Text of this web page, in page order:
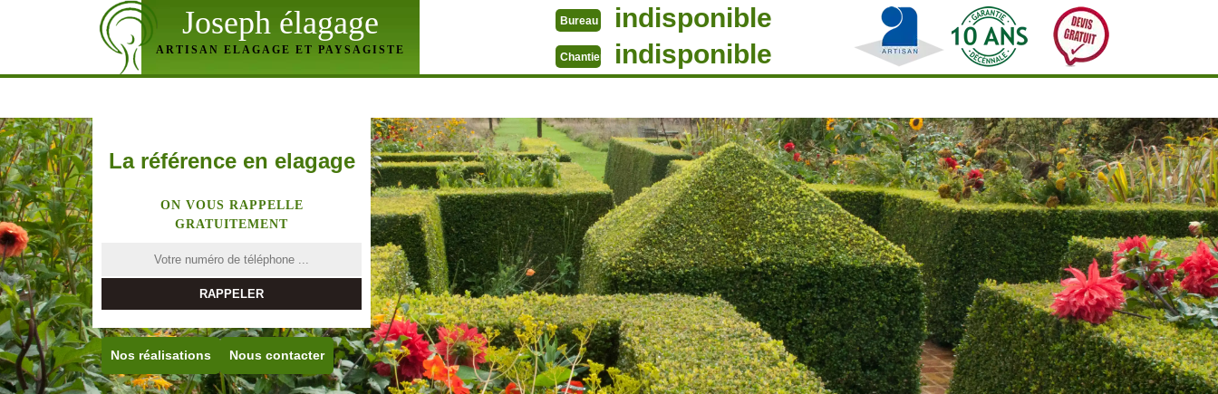
Joseph élagage
ARTISAN ELAGAGE ET PAYSAGISTE
Bureau indisponible
Chantier indisponible
La référence en elagage
ON VOUS RAPPELLE
GRATUITEMENT
Nos réalisations Nous contacter